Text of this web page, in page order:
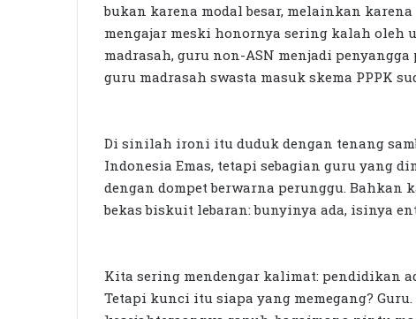
bukan karena modal besar, melainkan
mengajar meski honornya sering kalah oleh
madrasah, guru non-ASN menjadi
guru madrasah swasta masuk skema PPPK
Di sinilah ironi itu duduk dengan tenang
Indonesia Emas, tetapi sebagian guru yang
dengan dompet berwarna perunggu.
bekas biskuit lebaran: bunyinya ada, isinya
Kita sering mendengar kalimat: pendidikan
Tetapi kunci itu siapa yang memegang?